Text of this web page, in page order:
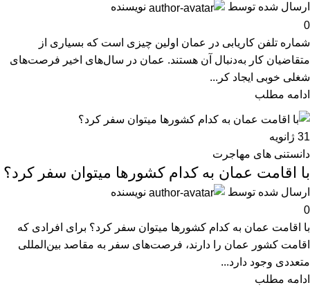
ارسال شده توسط
نویسنده
0
شماره تلفن کاریابی در عمان اولین چیزی است که بسیاری از
متقاضیان کار به‌دنبال آن هستند. عمان در سال‌های اخیر فرصت‌های
شغلی خوبی ایجاد کر...
ادامه مطلب
31 ژانویه
دانستنی های مهاجرت
با اقامت عمان به کدام کشورها میتوان سفر کرد؟
ارسال شده توسط
نویسنده
0
با اقامت عمان به کدام کشورها میتوان سفر کرد؟ برای افرادی که
اقامت کشور عمان را دارند، فرصت‌های سفر به مقاصد بین‌المللی
متعددی وجود دارد...
ادامه مطلب